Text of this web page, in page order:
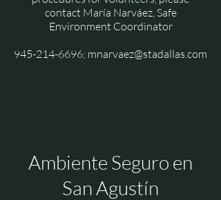
contact María Narváez, Safe
Environment Coordinator
945-214-6696; mnarvaez@stadallas.com
Ambiente Seguro en
San Agustín